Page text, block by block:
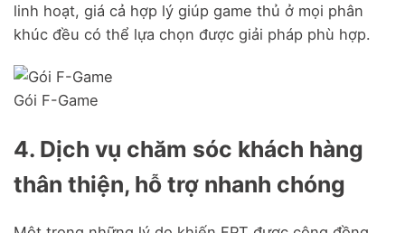
linh hoạt, giá cả hợp lý giúp game thủ ở mọi phân
khúc đều có thể lựa chọn được giải pháp phù hợp.
Gói F-Game
4. Dịch vụ chăm sóc khách hàng
thân thiện, hỗ trợ nhanh chóng